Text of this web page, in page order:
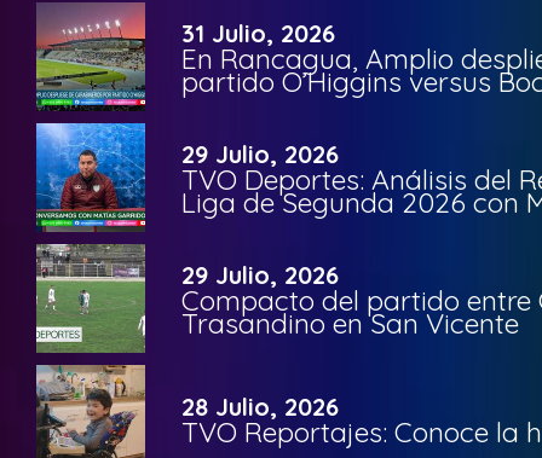
31 Julio, 2026
En Rancagua, Amplio
partido O’Higgins versus
29 Julio, 2026
TVO Deportes: Análisis del
Liga de Segunda 2026 con
29 Julio, 2026
Compacto del partido entre
Trasandino en San Vicente
28 Julio, 2026
TVO Reportajes: Conoce la